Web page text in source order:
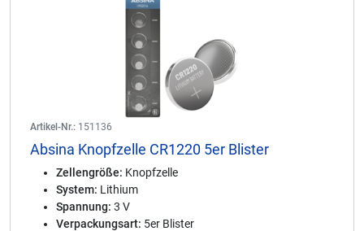
Artikel-Nr.: 151136
Absina Knopfzelle CR1220 5er Blister
Zellengröße: Knopfzelle
System: Lithium
Spannung: 3 V
Verpackungsart: 5er Blister